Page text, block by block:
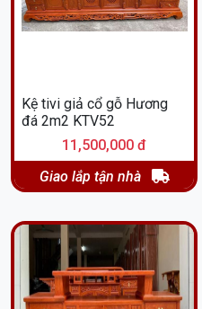
Kệ tivi giả cổ gỗ Hương
đá 2m2 KTV52
11,500,000 đ
Giao lắp tận nhà